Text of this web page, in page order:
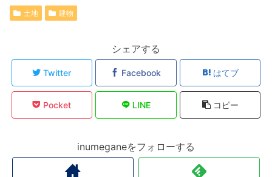
土地 建物
シェアする
Twitter Facebook はてブ
Pocket LINE コピー
inumeganeをフォローする